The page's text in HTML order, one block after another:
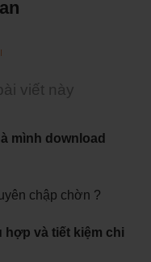
viết này
mình download
chập chờn ?
hợp và tiết kiệm chi